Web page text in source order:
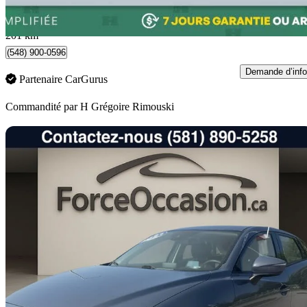
Rimouski, QC
201 km
(548) 900-0596
Partenaire CarGurus
Demande d’info
Commandité parH Grégoire Rimouski